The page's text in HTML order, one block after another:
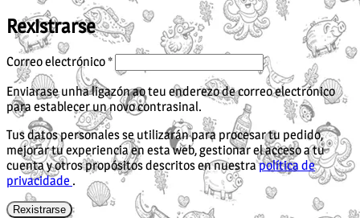
Rexistrarse
Correo electrónico*Obrigatorio
Enviarase unha ligazón ao teu enderezo de correo electrónico
para establecer un novo contrasinal.
Tus datos personales se utilizarán para procesar tu pedido,
mejorar tu experiencia en esta web, gestionar el acceso a tu
cuenta y otros propósitos descritos en nuestrapolítica de
privacidade .
Rexistrarse